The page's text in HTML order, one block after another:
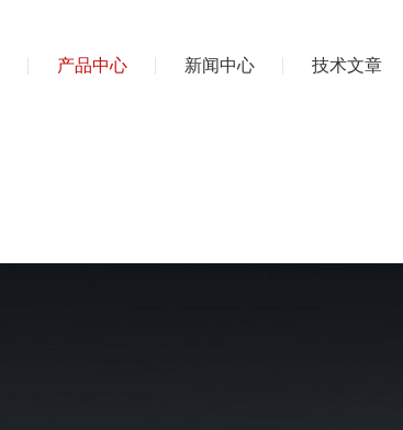
产品中心 新闻中心 技术文章